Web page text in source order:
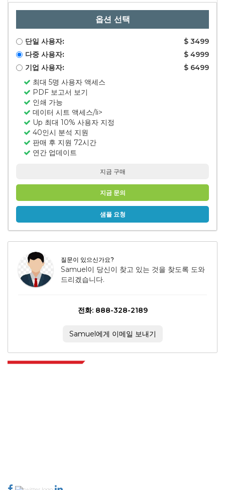
옵션 선택
단일 사용자:
$ 3499
다중 사용자:
$ 4999
기업 사용자:
$ 6499
최대 5명 사용자 액세스
PDF 보고서 보기
인쇄 가능
데이터 시트 액세스/li>
Up 최대 10% 사용자 지정
40인시 분석 지원
판매 후 지원 72시간
연간 업데이트
지금 구매
지금 문의
샘플 요청
질문이 있으신가요?
Samuel이 당신이 찾고 있는 것을 찾도록 도와
드리겠습니다.
전화: 888-328-2189
Samuel에게 이메일 보내기